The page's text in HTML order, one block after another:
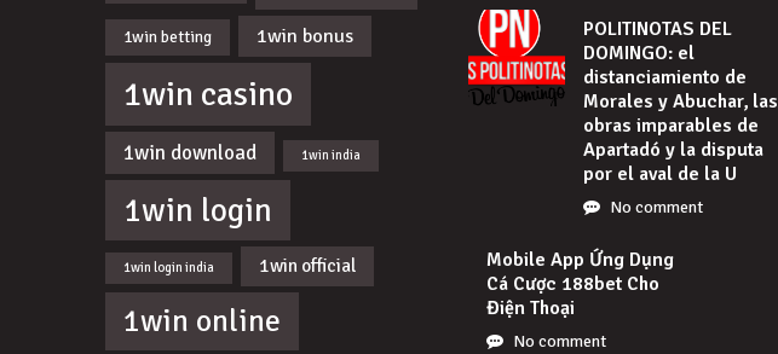
1win betting 1win bonus
1win casino
1win download 1win india
1win login
1win login india 1win official
1win online
POLITINOTAS DEL
DOMINGO: el
distanciamiento de
Morales y Abuchar, las
obras imparables de
Apartadó y la disputa
por el aval de la U
No comment
Mobile App Ứng Dụng
Cá Cược 188bet Cho
Điện Thoại
No comment